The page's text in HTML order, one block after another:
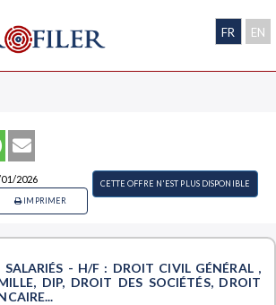
FR EN
2026
CETTE OFFRE N'EST PLUS DISPONIBLE
IMPRIMER
SALARIÉS - H/F : DROIT CIVIL GÉNÉRAL ,
DIP, DROIT DES SOCIÉTÉS, DROIT